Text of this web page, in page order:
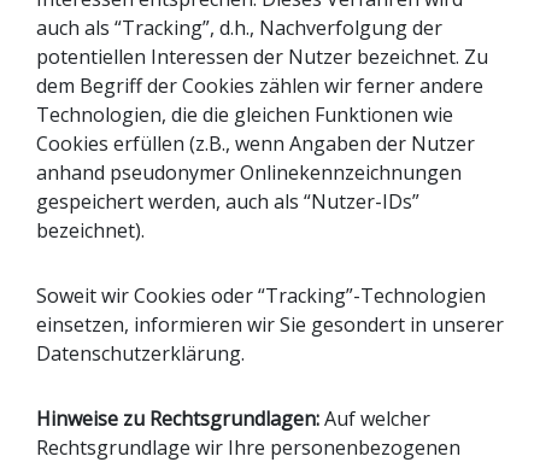
auch als “Tracking”, d.h., Nachverfolgung der
potentiellen Interessen der Nutzer bezeichnet. Zu
dem Begriff der Cookies zählen wir ferner andere
Technologien, die die gleichen Funktionen wie
Cookies erfüllen (z.B., wenn Angaben der Nutzer
anhand pseudonymer Onlinekennzeichnungen
gespeichert werden, auch als “Nutzer-IDs”
bezeichnet).
Soweit wir Cookies oder “Tracking”-Technologien
einsetzen, informieren wir Sie gesondert in unserer
Datenschutzerklärung.
Hinweise zu Rechtsgrundlagen:Auf welcher
Rechtsgrundlage wir Ihre personenbezogenen